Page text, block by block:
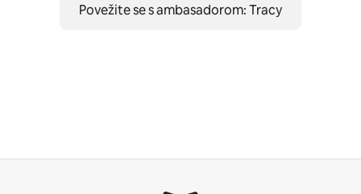
Povežite se s ambasadorom: Tracy